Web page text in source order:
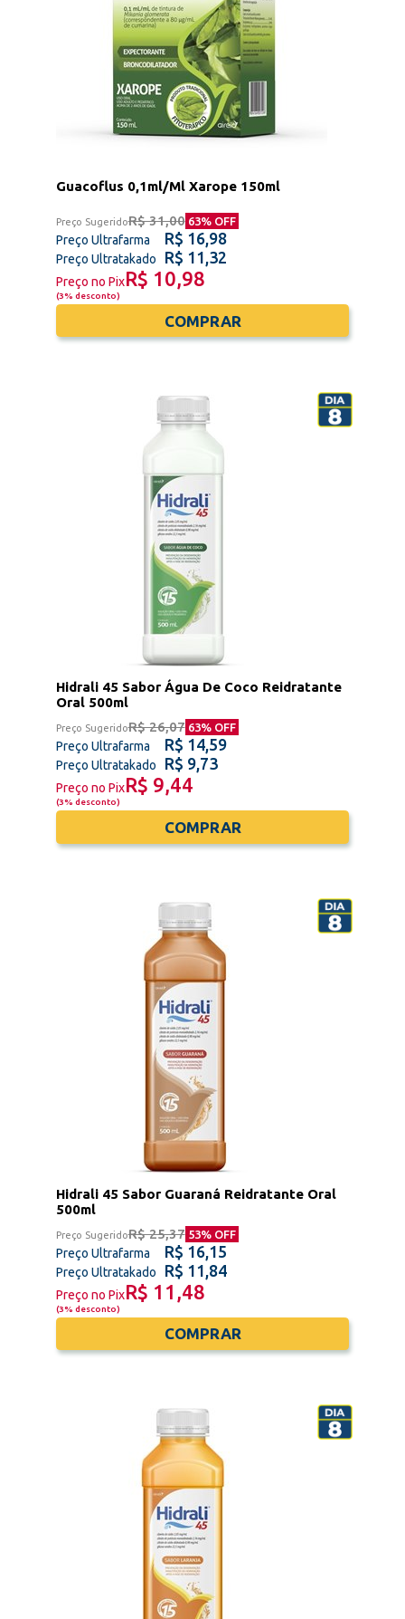
Guacoflus 0,1ml/Ml Xarope 150ml
Preço SugeridoR$ 31,00 63% OFF
Preço Ultrafarma R$ 16,98
Preço Ultratakado R$ 11,32
Preço no PixR$ 10,98
(3% desconto)
COMPRAR
Hidrali 45 Sabor Água De Coco Reidratante
Oral 500ml
Preço SugeridoR$ 26,07 63% OFF
Preço Ultrafarma R$ 14,59
Preço Ultratakado R$ 9,73
Preço no PixR$ 9,44
(3% desconto)
COMPRAR
Hidrali 45 Sabor Guaraná Reidratante Oral
500ml
Preço SugeridoR$ 25,37 53% OFF
Preço Ultrafarma R$ 16,15
Preço Ultratakado R$ 11,84
Preço no PixR$ 11,48
(3% desconto)
COMPRAR